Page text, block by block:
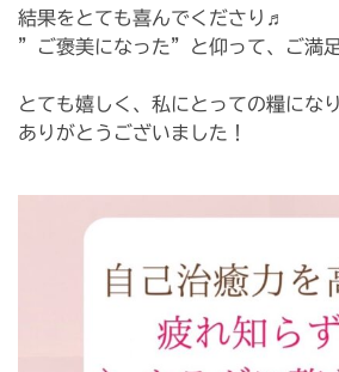
結果をとても喜んでくださり♬
⁡”ご褒美になった”と仰って、ご満
とても嬉しく、私にとっての糧になり
ありがとうございました！